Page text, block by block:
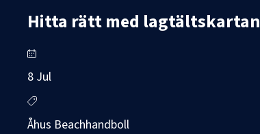
Hitta rätt med lagtältskartan
8 Jul
Åhus Beachhandboll